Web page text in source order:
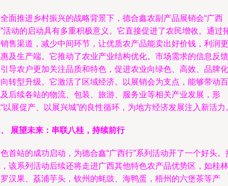
面推进乡村振兴的战略背景下，德合鑫农副产品展销会“广西
活动的启动具有多重积极意义。它直接促进了农民增收。通过
售渠道，减少中间环节，让优质农产品能卖出好价钱，利润更
及生产端。它推动了农业产业结构优化。市场需求的信息反馈
导农户更加关注品质和特色，促进农业向绿色、高效、品牌化
转型升级。它激活了区域经济。以展销会为支点，能够带动百
后续各站的物流、包装、旅游、服务业等相关产业发展，形
以展促产、以展兴城”的良性循环，为地方经济发展注入新活力
展望未来：串联八桂，持续前行
首站的成功启动，为德合鑫“广西行”系列活动开了一个好头。
该系列活动后续还将走进广西其他特色农产品优势区，如桂林
汉果、荔浦芋头，钦州的蚝豉、海鸭蛋，梧州的六堡茶等产